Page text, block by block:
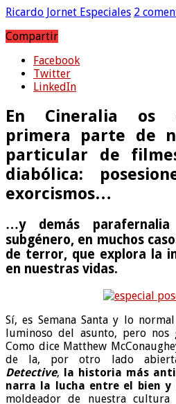
Ricardo Jornet Especiales 2
Compartir
Facebook
Twitter
LinkedIn
En Cineralia os
primera parte de
particular de
diabólica:
exorcismos…
…y demás
subgénero, en muchos
de terror, que explora la
en nuestras vidas.
Sí, es Semana Santa y lo
luminoso del asunto, pero nos
Como dice Matthew
de la, por otro lado
Detective, la historia más
narra la lucha entre el bien y
moldeador de nuestra